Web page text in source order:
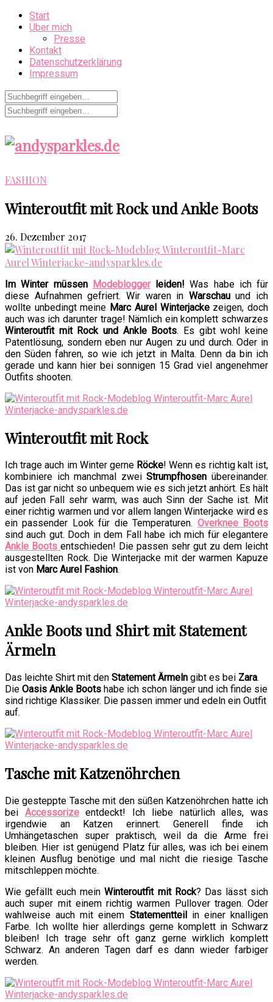
Start
Über mich
Presse
Kontakt
Datenschutzerklärung
Impressum
FASHION
Winteroutfit mit Rock und Ankle Boots
26. Dezember 2017
Im Winter müssen Modebloggerleiden! Was habe ich für
diese Aufnahmen gefriert. Wir waren in Warschauund ich
wollte unbedingt meine Marc Aurel Winterjackezeigen, doch
auch was ich darunter trage! Nämlich ein komplett schwarzes
Winteroutfit mit Rock und Ankle Boots. Es gibt wohl keine
Patentlösung, sondern eben nur Augen zu und durch. Oder in
den Süden fahren, so wie ich jetzt in Malta. Denn da bin ich
gerade und kann hier bei sonnigen 15 Grad viel angenehmer
Outfits shooten.
Winteroutfit mit Rock
Ich trage auch im Winter gerne Röcke! Wenn es richtig kalt ist,
kombiniere ich manchmal zweiStrumpfhosen übereinander.
Das ist gar nicht so unbequem wie es sich jetzt anhört. Es hält
auf jeden Fall sehr warm, was auch Sinn der Sache ist. Mit
einer richtig warmen und vor allem langen Winterjacke wird es
ein passender Look für die Temperaturen. Overknee Boots
sind auch gut. Doch in dem Fall habe ich mich für elegantere
Ankle Boots entschieden! Die passen sehr gut zu dem leicht
ausgestellten Rock. Die Winterjacke mit der warmen Kapuze
ist von Marc Aurel Fashion.
Ankle Boots und Shirt mit Statement
Ärmeln
Das leichte Shirt mit den Statement Ärmeln gibt es bei Zara.
Die Oasis Ankle Boots habe ich schon länger und ich finde sie
sind richtige Klassiker. Die passen immer und edeln ein Outfit
auf.
Tasche mit Katzenöhrchen
Die gesteppte Tasche mit den süßen Katzenöhrchen hatte ich
bei Accessorizeentdeckt! Ich liebe natürlich alles, was
irgendwie an Katzen erinnert. Generell finde ich
Umhängetaschen super praktisch, weil da die Arme frei
bleiben. Hier ist genügend Platz für alles, was ich bei einem
kleinen Ausflug benötige und mal nicht die riesige Tasche
mitschleppen möchte.
Wie gefällt euch meinWinteroutfit mit Rock? Das lässt sich
auch super mit einem richtig warmen Pullover tragen. Oder
wahlweise auch mit einem Statementteilin einer knalligen
Farbe. Ich wollte hier allerdings gerne komplett in Schwarz
bleiben! Ich trage sehr oft ganz gerne wirklich komplett
Schwarz. An anderen Tagen darf es dann wieder farbiger
werden.